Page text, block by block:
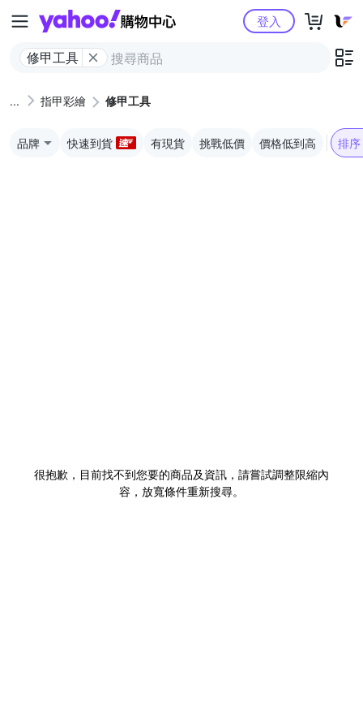
Yahoo購物中心
修甲工具
登入
指甲彩繪 修甲工具
品牌 快速到貨 有現貨 挑戰低價 價格低到高 排序
很抱歉，目前找不到您要的商品及資訊，請嘗試調整限縮內
容，放寬條件重新搜尋。